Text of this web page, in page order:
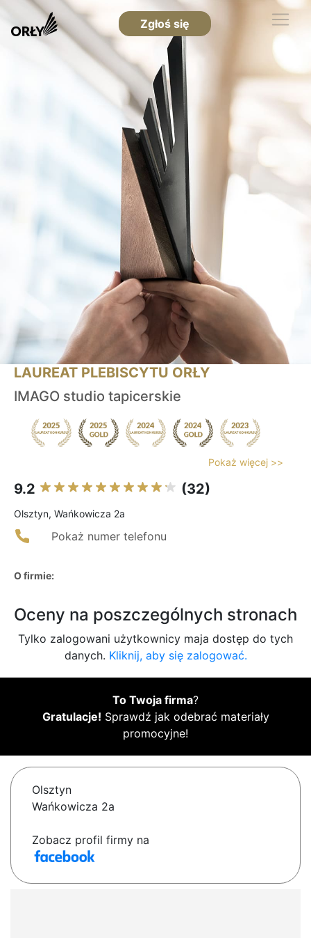
Zgłoś się
LAUREAT PLEBISCYTU ORŁY
IMAGO studio tapicerskie
Pokaż więcej >>
9.2 (32)
Olsztyn, Wańkowicza 2a
Pokaż numer telefonu
O firmie:
Oceny na poszczególnych stronach
Tylko zalogowani użytkownicy maja dostęp do tych
danych. Kliknij, aby się zalogować.
To Twoja firma?
Gratulacje! Sprawdź jak odebrać materiały
promocyjne!
Olsztyn
Wańkowicza 2a
Zobacz profil firmy na